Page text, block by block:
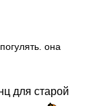
она
для старой